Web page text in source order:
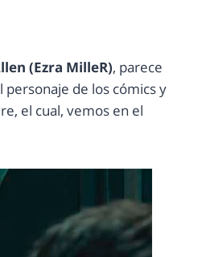
(Ezra MilleR), parece
personaje de los cómics y
el cual, vemos en el